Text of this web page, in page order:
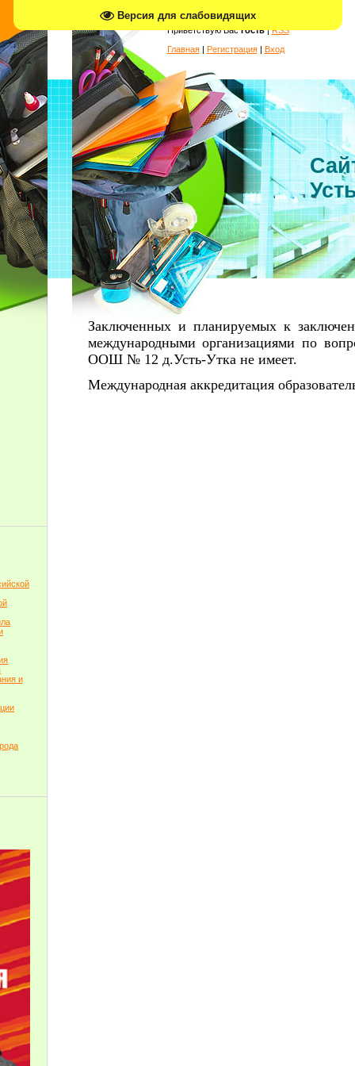
Версия для слабовидящих
и
Приветствую Вас Гость|RSS
Главная| Регистрация| Вход
Заключенных и планируемых к
международными организациями по
ООШ № 12 д.Усть-Утка не имеет.
Международная аккредитация